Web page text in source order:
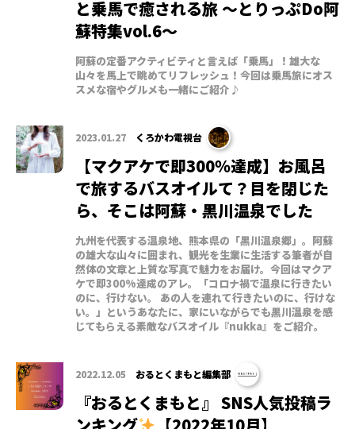
と乗馬で癒される旅 ～とりっぷDo阿
蘇特集vol.6～
阿蘇の定番アクティビティと言えば「乗馬」！雄大な
山々を馬上で眺めてリフレッシュ！今回は乗馬旅にオス
スメな宿やグルメも一緒にご紹介♪
2023.01.27 くろかわ電視台
【マクアケで即300％達成】お風呂
で旅するバスオイルて？目を閉じた
ら、そこは阿蘇・黒川温泉でした
九州を代表する温泉地、熊本県の「黒川温泉郷」。阿蘇
の雄大な山々に囲まれ、観光を生業に生活する筆者が自
然体の文章と上質な写真で魅力をお届け。今回はマクア
ケで即300%達成のアレ。「コロナ禍で温泉に行きたい
のに、行けない。 あの人を連れて行きたいのに、行けな
い。」というあなたに、家にいながらでも黒川温泉を感
じてもらえる素敵なバスオイル『nukka』をご紹介。
2022.12.05 おるとくまもと編集部
『おるとくまもと』 SNS人気投稿ラ